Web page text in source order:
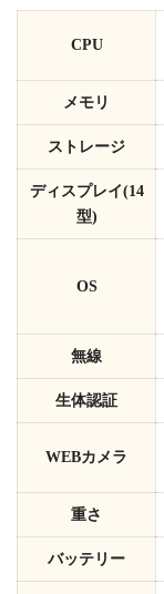
CPU
メモリ
ストレージ
ディスプレイ(14
型)
OS
無線
生体認証
WEBカメラ
重さ
バッテリー